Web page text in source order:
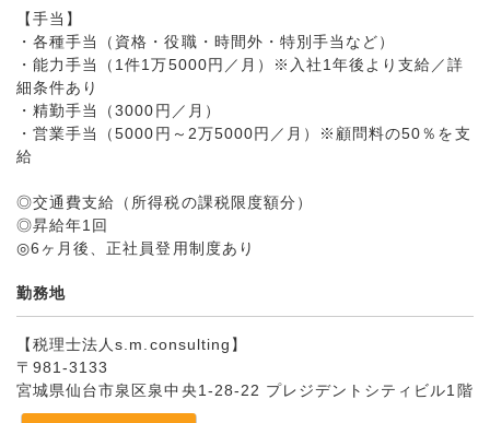
【手当】
・各種手当（資格・役職・時間外・特別手当など）
・能力手当（1件1万5000円／月）※入社1年後より支給／詳
細条件あり
・精勤手当（3000円／月）
・営業手当（5000円～2万5000円／月）※顧問料の50％を支
給
◎交通費支給（所得税の課税限度額分）
◎昇給年1回
◎6ヶ月後、正社員登用制度あり
勤務地
【税理士法人s.m.consulting】
〒981-3133
宮城県仙台市泉区泉中央1-28-22 プレジデントシティビル1階